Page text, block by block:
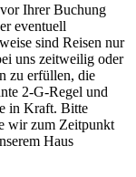
Ihrer Buchung
eventuell
sind Reisen nur
uns zeitweilig oder
zu erfüllen, die
2-G-Regel und
in Kraft. Bitte
wir zum Zeitpunkt
Haus